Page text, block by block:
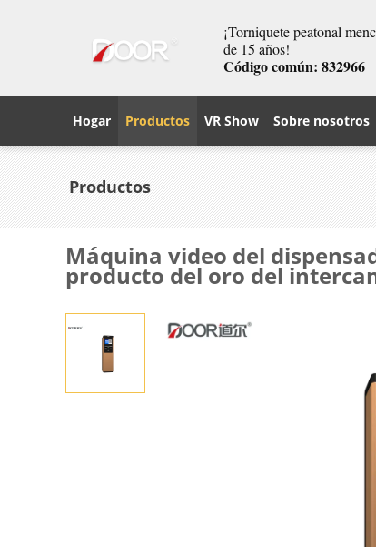
¡Torniquete peatonal
de 15 años!
Código común: 832966
Hogar Productos VR Show Sobre nosotros
Productos
Máquina video del
producto del oro del